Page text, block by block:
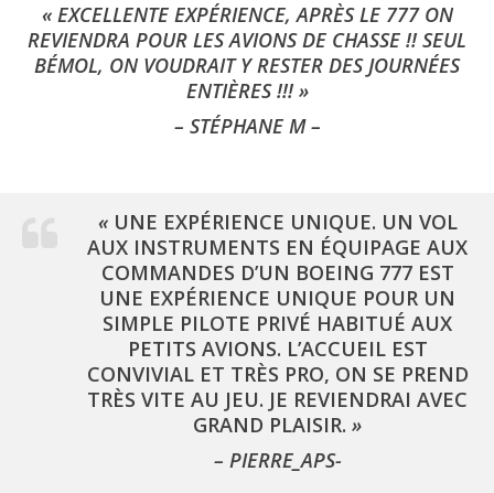
« EXCELLENTE EXPÉRIENCE, APRÈS LE 777 ON
REVIENDRA POUR LES AVIONS DE CHASSE !! SEUL
BÉMOL, ON VOUDRAIT Y RESTER DES JOURNÉES
ENTIÈRES !!! »
– STÉPHANE M –
« UNE EXPÉRIENCE UNIQUE. UN VOL
AUX INSTRUMENTS EN ÉQUIPAGE AUX
COMMANDES D’UN BOEING 777 EST
UNE EXPÉRIENCE UNIQUE POUR UN
SIMPLE PILOTE PRIVÉ HABITUÉ AUX
PETITS AVIONS. L’ACCUEIL EST
CONVIVIAL ET TRÈS PRO, ON SE PREND
TRÈS VITE AU JEU. JE REVIENDRAI AVEC
GRAND PLAISIR. »
– PIERRE_APS-